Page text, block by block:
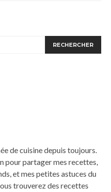
RECHERCHER
de cuisine depuis toujours.
pour partager mes recettes,
et mes petites astuces du
trouverez des recettes